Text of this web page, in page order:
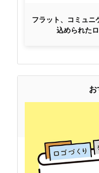
フラット、コミュニ
込められた